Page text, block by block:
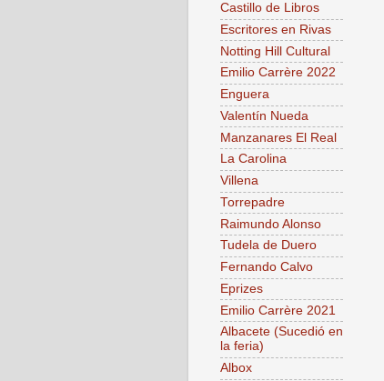
Castillo de Libros
Escritores en Rivas
Notting Hill Cultural
Emilio Carrère 2022
Enguera
Valentín Nueda
Manzanares El Real
La Carolina
Villena
Torrepadre
Raimundo Alonso
Tudela de Duero
Fernando Calvo
Eprizes
Emilio Carrère 2021
Albacete (Sucedió en
la feria)
Albox